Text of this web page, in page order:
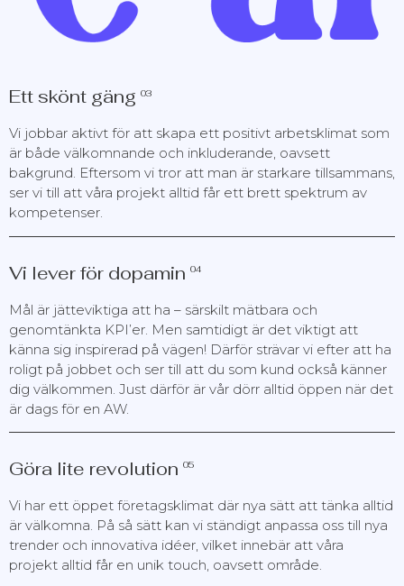
Ett skönt gäng 03
Vi jobbar aktivt för att skapa ett positivt arbetsklimat som
är både välkomnande och inkluderande, oavsett
bakgrund. Eftersom vi tror att man är starkare tillsammans,
ser vi till att våra projekt alltid får ett brett spektrum av
kompetenser.
Vi lever för dopamin 04
Mål är jätteviktiga att ha – särskilt mätbara och
genomtänkta KPI’er. Men samtidigt är det viktigt att
känna sig inspirerad på vägen! Därför strävar vi efter att ha
roligt på jobbet och ser till att du som kund också känner
dig välkommen. Just därför är vår dörr alltid öppen när det
är dags för en AW.
Göra lite revolution 05
Vi har ett öppet företagsklimat där nya sätt att tänka alltid
är välkomna. På så sätt kan vi ständigt anpassa oss till nya
trender och innovativa idéer, vilket innebär att våra
projekt alltid får en unik touch, oavsett område.